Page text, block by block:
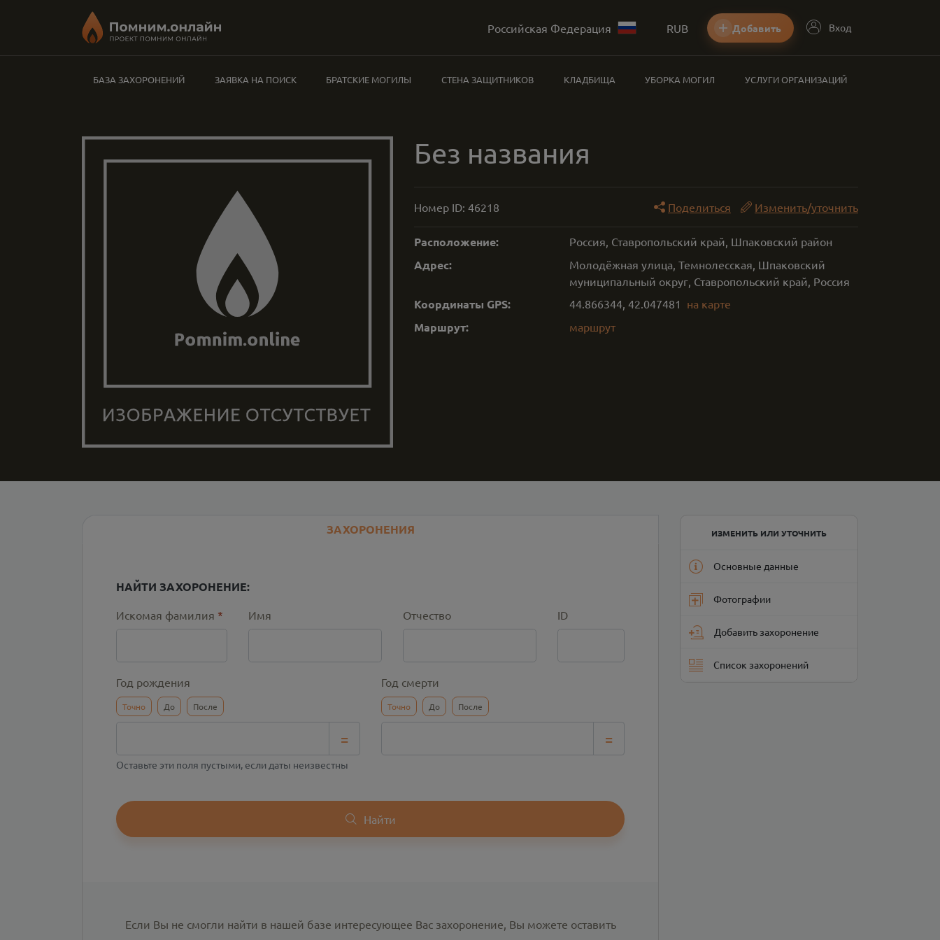
Российская Федерация RUB Добавить Вход
БАЗА ЗАХОРОНЕНИЙ ЗАЯВКА НА ПОИСК БРАТСКИЕ МОГИЛЫ СТЕНА ЗАЩИТНИКОВ КЛАДБИЩА УБОРКА МОГИЛ УСЛУГИ ОРГАНИЗАЦИЙ
Без названия
Номер ID: 46218 Поделиться Изменить/уточнить
Расположение: Россия, Ставропольский край, Шпаковский район
Адрес:
Молодёжная улица, Темнолесская, Шпаковский
муниципальный округ, Ставропольский край, Россия
Координаты GPS: 44.866344, 42.047481 на карте
Маршрут: маршрут
ЗАХОРОНЕНИЯ
НАЙТИ ЗАХОРОНЕНИЕ:
Искомая фамилия * Имя Отчество ID
Год рождения
Точно До После
=
Год смерти
Точно До После
=
Оставьте эти поля пустыми, если даты неизвестны
Найти
Если Вы не смогли найти в нашей базе интересующее Вас захоронение, Вы можете оставить
ИЗМЕНИТЬ ИЛИ УТОЧНИТЬ
Основные данные
Фотографии
Добавить захоронение
Список захоронений